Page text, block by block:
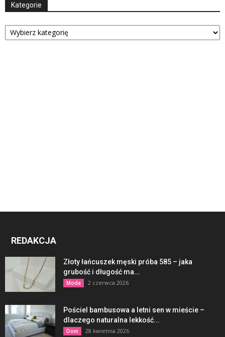
Kategorie
Kategorie
REDAKCJA
Złoty łańcuszek męski próba 585 – jaka
grubość i długość ma...
Moda 2 czerwca 2026
Pościel bambusowa a letni sen w mieście –
dlaczego naturalna lekkość...
Dom 28 kwietnia 2026